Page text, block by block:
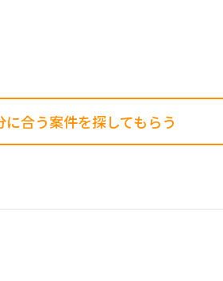
に合う案件を探してもらう​